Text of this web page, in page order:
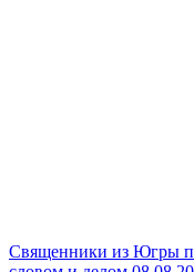
Священники из Югры